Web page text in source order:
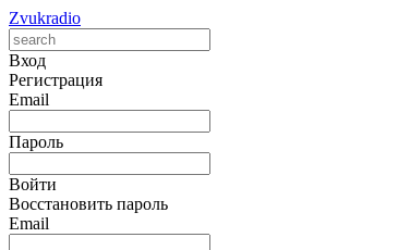
Zvukradio
Вход
Регистрация
Email
Пароль
Войти
Восстановить пароль
Email